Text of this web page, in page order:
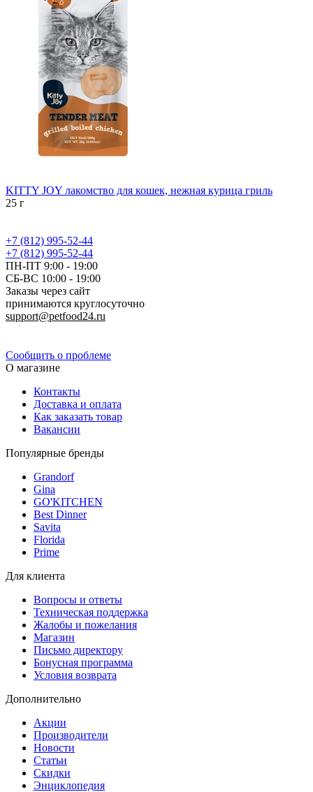
KITTY JOY лакомство для кошек, нежная курица гриль
25 г
+7 (812) 995-52-44
+7 (812) 995-52-44
ПН-ПТ 9:00 - 19:00
СБ-ВС 10:00 - 19:00
Заказы через сайт
принимаются круглосуточно
support@petfood24.ru
Сообщить о проблеме
О магазине
Контакты
Доставка и оплата
Как заказать товар
Вакансии
Популярные бренды
Grandorf
Gina
GO'KITCHEN
Best Dinner
Savita
Florida
Prime
Для клиента
Вопросы и ответы
Техническая поддержка
Жалобы и пожелания
Магазин
Письмо директору
Бонусная программа
Условия возврата
Дополнительно
Акции
Производители
Новости
Статьи
Скидки
Энциклопедия